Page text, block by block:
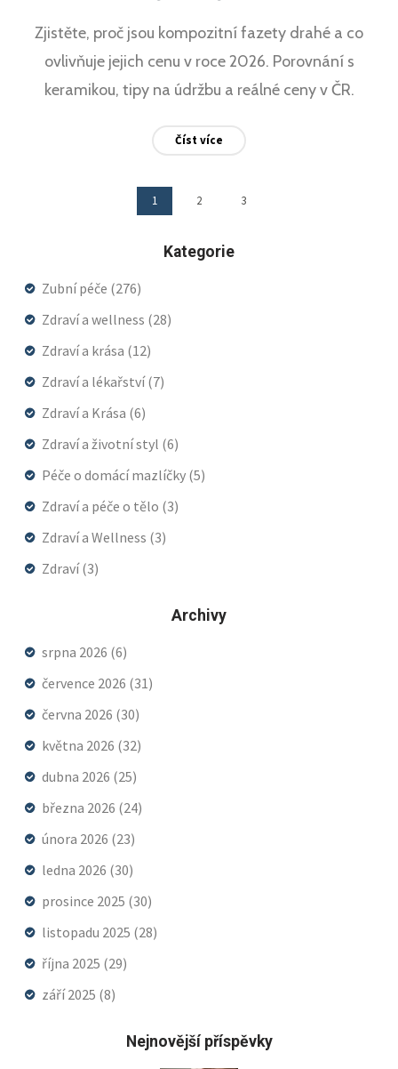
Zjistěte, proč jsou kompozitní fazety drahé a co
ovlivňuje jejich cenu v roce 2026. Porovnání s
keramikou, tipy na údržbu a reálné ceny v ČR.
Číst více
1 2 3
Kategorie
Zubní péče (276)
Zdraví a wellness (28)
Zdraví a krása (12)
Zdraví a lékařství(7)
Zdraví a Krása (6)
Zdraví a životní styl (6)
Péče o domácí mazlíčky (5)
Zdraví a péče o tělo (3)
Zdraví a Wellness (3)
Zdraví(3)
Archivy
srpna 2026 (6)
července 2026 (31)
června 2026 (30)
května 2026 (32)
dubna 2026 (25)
března 2026 (24)
února 2026 (23)
ledna 2026 (30)
prosince 2025 (30)
listopadu 2025 (28)
října 2025 (29)
září 2025 (8)
Nejnovější příspěvky